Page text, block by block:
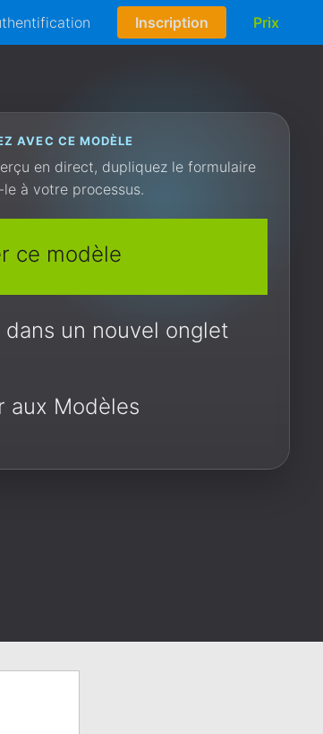
Inscription Prix
AVEC CE MODÈLE
en direct, dupliquez le formulaire
à votre processus.
ce modèle
dans un nouvel onglet
aux Modèles